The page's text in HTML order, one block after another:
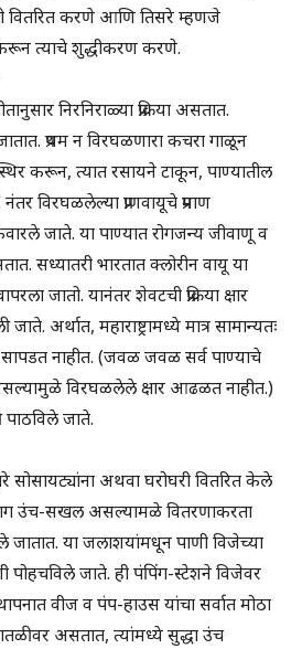
वितरित करणे आणि तिसरे म्हणजे
त्याचे शुद्धीकरण करणे.
निरनिराळ्या प्रक्रिया असतात.
जातात. प्रथम न विरघळणारा कचरा गाळून
करून, त्यात रसायने टाकून, पाण्यातील
विरघळलेल्या प्राणवायूचे प्रमाण
जाते. या पाण्यात रोगजन्य जीवाणू व
सध्यातरी भारतात क्लोरीन वायू या
जातो. यानंतर शेवटची प्रक्रिया क्षार
अर्थात, महाराष्ट्रामध्ये मात्र सामान्यतः
सापडत नाहीत. (जवळ जवळ सर्व पाण्याचे
विरघळलेले क्षार आढळत नाहीत.)
पाठविले जाते.
सोसायट्यांना अथवा घरोघरी वितरित केले
उंच-सखल असल्यामळे वितरणाकरता
या जलाशयांमधून पाणी विजेच्या
पोहचविले जाते. ही पंपिंग-स्टेशने विजेवर
वीज व पंप-हाउस यांचा सर्वात मोठा
असतात, त्यांमध्ये सुद्धा उंच